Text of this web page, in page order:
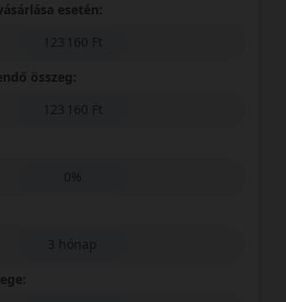
esetén:
123 160 Ft
összeg:
123 160 Ft
0%
3 hónap